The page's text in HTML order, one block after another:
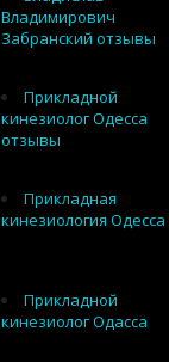
Владимирович
Забранский отзывы
Прикладной
кинезиолог Одесса
отзывы
Прикладная
кинезиология Одесса
Прикладной
кинезиолог Одасса